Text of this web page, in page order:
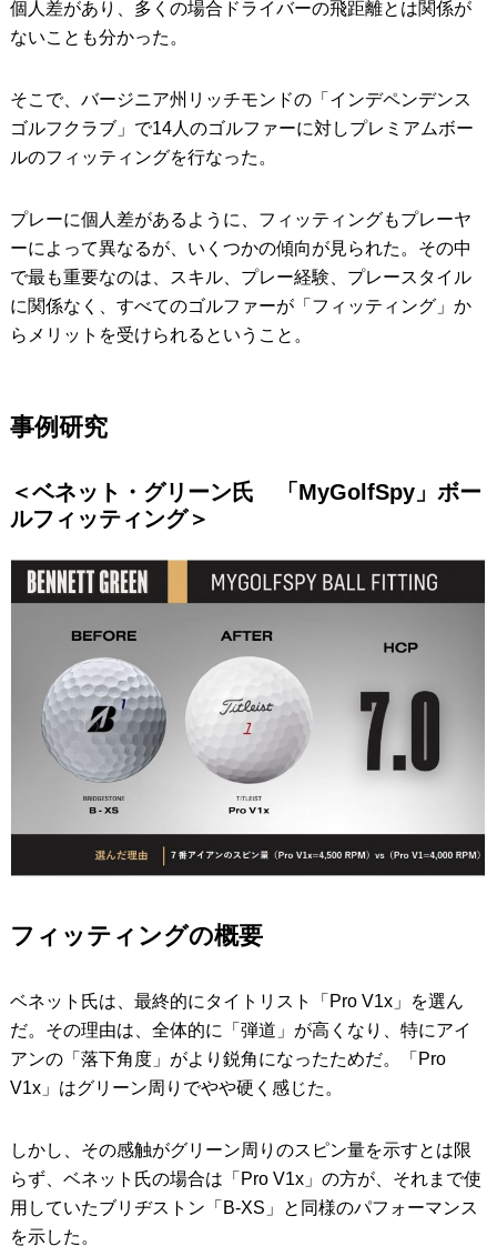
個人差があり、多くの場合ドライバーの飛距離とは関係が
ないことも分かった。
そこで、バージニア州リッチモンドの「インデペンデンス
ゴルフクラブ」で14人のゴルファーに対しプレミアムボー
ルのフィッティングを行なった。
プレーに個人差があるように、フィッティングもプレーヤ
ーによって異なるが、いくつかの傾向が見られた。その中
で最も重要なのは、スキル、プレー経験、プレースタイル
に関係なく、すべてのゴルファーが「フィッティング」か
らメリットを受けられるということ。
事例研究
＜ベネット・グリーン氏 「MyGolfSpy」ボー
ルフィッティング＞
フィッティングの概要
ベネット氏は、最終的にタイトリスト「Pro V1x」を選ん
だ。その理由は、全体的に「弾道」が高くなり、特にアイ
アンの「落下角度」がより鋭角になったためだ。「Pro
V1x」はグリーン周りでやや硬く感じた。
しかし、その感触がグリーン周りのスピン量を示すとは限
らず、ベネット氏の場合は「Pro V1x」の方が、それまで使
用していたブリヂストン「B-XS」と同様のパフォーマンス
を示した。